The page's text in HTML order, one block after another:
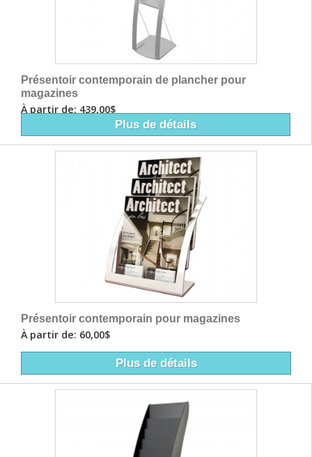
Présentoir contemporain de plancher pour
magazines
À partir de: 439,00$
Plus de détails
Présentoir contemporain pour magazines
À partir de: 60,00$
Plus de détails